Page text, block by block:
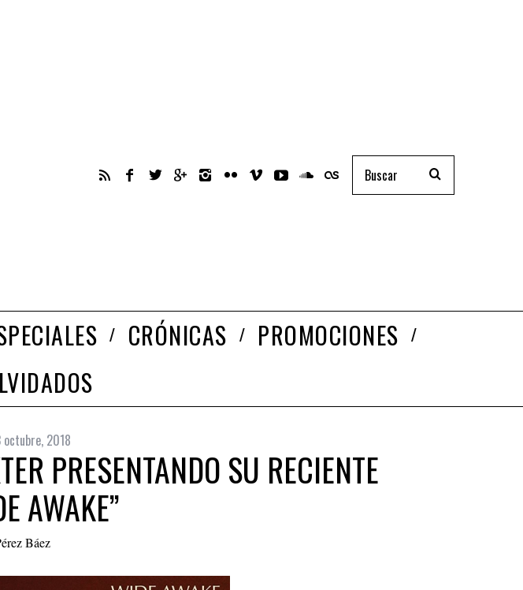
CRÓNICAS
PROMOCIONES
octubre, 2018
PRESENTANDO SU RECIENTE
AWAKE”
Báez